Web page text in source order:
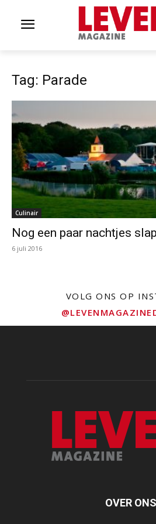
Tag: Parade
Culinair
Nog een paar nachtjes
6 juli 2016
VOLG ONS OP
OVER ONS